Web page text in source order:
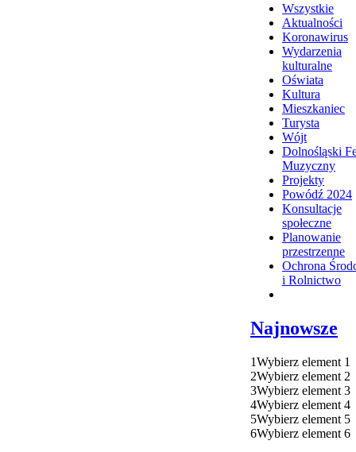
Wszystkie
Aktualności
Koronawirus
Wydarzenia
kulturalne
Oświata
Kultura
Mieszkaniec
Turysta
Wójt
Dolnośląski
Muzyczny
Projekty
Powódź 2024
Konsultacje
społeczne
Planowanie
przestrzenne
Ochrona
i Rolnictwo
Najnowsze
1Wybierz element 1
2Wybierz element 2
3Wybierz element 3
4Wybierz element 4
5Wybierz element 5
6Wybierz element 6